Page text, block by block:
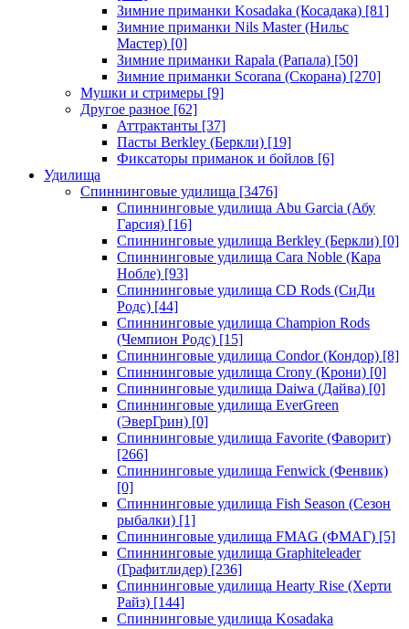
Зимние приманки Kosadaka (Косадака) [81]
Зимние приманки Nils Master (Нильс
Мастер) [0]
Зимние приманки Rapala (Рапала) [50]
Зимние приманки Scorana (Скорана) [270]
Мушки и стримеры [9]
Другое разное [62]
Аттрактанты [37]
Пасты Berkley (Беркли) [19]
Фиксаторы приманок и бойлов [6]
Удилища
Спиннинговые удилища [3476]
Спиннинговые удилища Abu Garcia (Абу
Гарсия) [16]
Спиннинговые удилища Berkley (Беркли) [0]
Спиннинговые удилища Cara Noble (Кара
Нобле) [93]
Спиннинговые удилища CD Rods (СиДи
Родс) [44]
Спиннинговые удилища Champion Rods
(Чемпион Родс) [15]
Спиннинговые удилища Condor (Кондор) [8]
Спиннинговые удилища Crony (Крони) [0]
Спиннинговые удилища Daiwa (Дайва) [0]
Спиннинговые удилища EverGreen
(ЭверГрин) [0]
Спиннинговые удилища Favorite (Фаворит)
[266]
Спиннинговые удилища Fenwick (Фенвик)
[0]
Спиннинговые удилища Fish Season (Сезон
рыбалки) [1]
Спиннинговые удилища FMAG (ФМАГ) [5]
Спиннинговые удилища Graphiteleader
(Графитлидер) [236]
Спиннинговые удилища Hearty Rise (Херти
Райз) [144]
Спиннинговые удилища Kosadaka